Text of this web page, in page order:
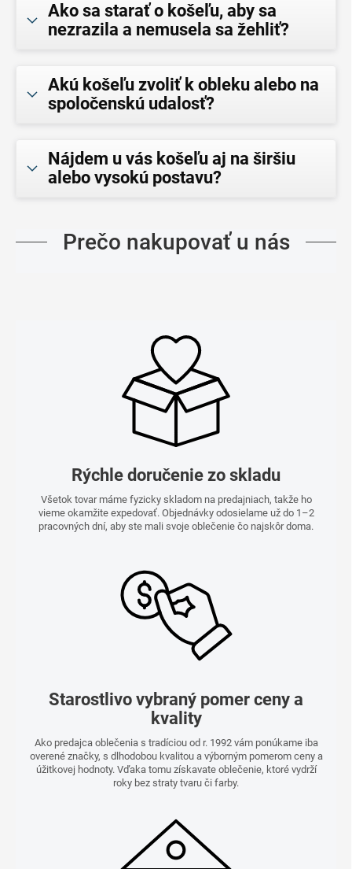
Ako sa starať o košeľu, aby sa
nezrazila a nemusela sa žehliť?
Akú košeľu zvoliť k obleku alebo na
spoločenskú udalosť?
Nájdem u vás košeľu aj na širšiu
alebo vysokú postavu?
Prečo nakupovať u nás
Rýchle doručenie zo skladu
Všetok tovar máme fyzicky skladom na predajniach, takže ho
vieme okamžite expedovať. Objednávky odosielame už do 1–2
pracovných dní, aby ste mali svoje oblečenie čo najskôr doma.
Starostlivo vybraný pomer ceny a
kvality
Ako predajca oblečenia s tradíciou od r. 1992 vám ponúkame iba
overené značky, s dlhodobou kvalitou a výborným pomerom ceny a
úžitkovej hodnoty. Vďaka tomu získavate oblečenie, ktoré vydrží
roky bez straty tvaru či farby.